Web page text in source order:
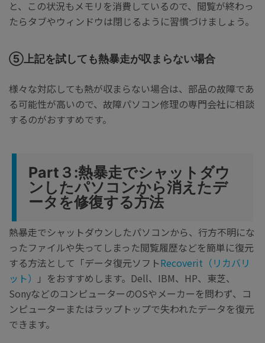
と、この状況もメモリを消費しているので、閲覧が終わっ
たらタブやウィンドウは閉じるように習慣づけましょう。
⑤上記を試しても熱暴走が収まらない場合
様々な対応しても熱が収まらない場合は、部品の故障であ
る可能性が高いので、故障パソコン修理の専門会社に相談
するのがおすすめです。
Part３:熱暴走でシャットダウ
ンしたパソコンから消えたデ
ータを修復する方法
熱暴走でシャットダウンしたパソコンから、行方不明にな
ったファイルや失ってしまった閲覧履歴などを簡単に復元
する方法として「データ復元ソフトRecoverit（リカバリ
ット）
」をおすすめします。Dell、IBM、HP、東芝、
SonyなどのコンピューターのOSやメーカーを問わず、コ
ンピューターまたはラップトップで失われたデータを復元
できます。